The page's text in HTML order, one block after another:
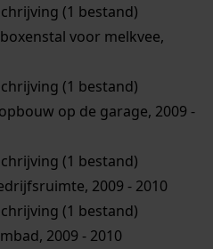
(1 bestand)
voor melkvee,
(1 bestand)
op de garage, 2009 -
(1 bestand)
2009 - 2010
(1 bestand)
2009 - 2010